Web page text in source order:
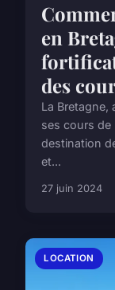
en
des
La
ses cours de
destination
et...
27 juin 2024
LOCATION